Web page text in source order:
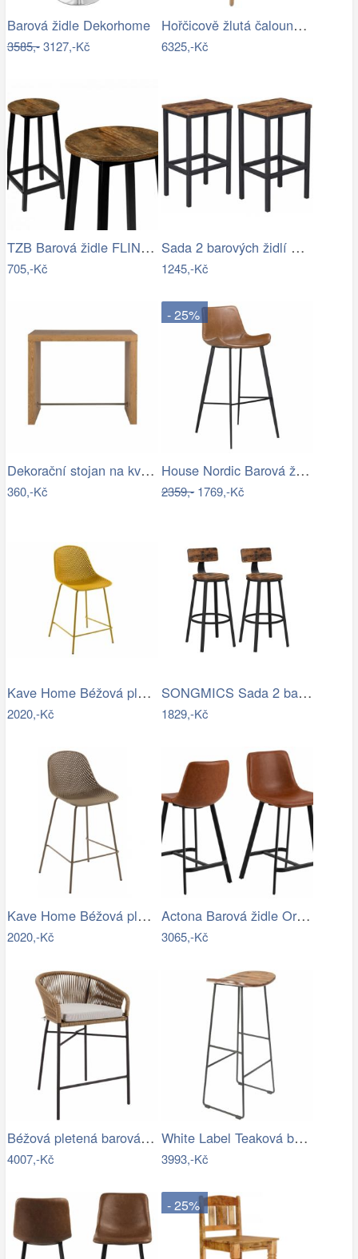
Barová židle Dekorhome
3585,-3127,-Kč
Hořčicově žlutá čalouněná barová židle…
6325,-Kč
TZB Barová židle FLINT RUSTIC kovová…
705,-Kč
Sada 2 barových židlí Vasagle Mera…
1245,-Kč
Dekorační stojan na květinu ve tvaru…
360,-Kč
- 25%
House Nordic Barová židle ESTEPONA hnědá
2359,-1769,-Kč
Kave Home Béžová plastová barová židle…
2020,-Kč
SONGMICS Sada 2 barových židlí Vasagle…
1829,-Kč
Kave Home Béžová plastová barová židle…
2020,-Kč
Actona Barová židle Oregon 93 cm brandy…
3065,-Kč
Béžová pletená barová židle Kave Home…
4007,-Kč
White Label Teaková barová židle WLL…
3993,-Kč
- 25%